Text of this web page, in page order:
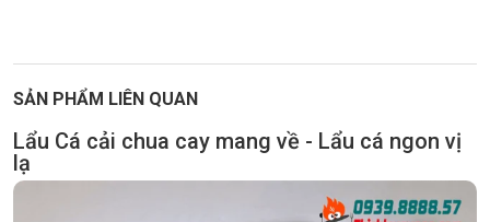
SẢN PHẨM LIÊN QUAN
Lẩu Cá cải chua cay mang về - Lẩu cá ngon vị
lạ